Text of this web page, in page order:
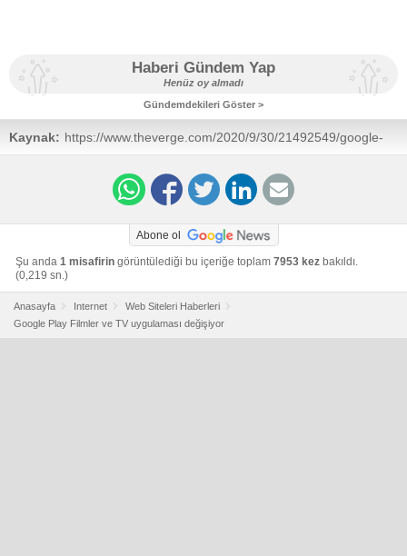
Haberi Gündem Yap
Henüz oy almadı
Gündemdekileri Göster >
Kaynak: https://www.theverge.com/2020/9/30/21492549/google-
tv-app-play-movies-name-change-chromecast
Abone ol
Şu anda 1 misafirin görüntülediği bu içeriğe toplam 7953 kez bakıldı.
(0,219 sn.)
Anasayfa Internet
Web Siteleri Haberleri
Google Play Filmler ve TV uygulaması değişiyor